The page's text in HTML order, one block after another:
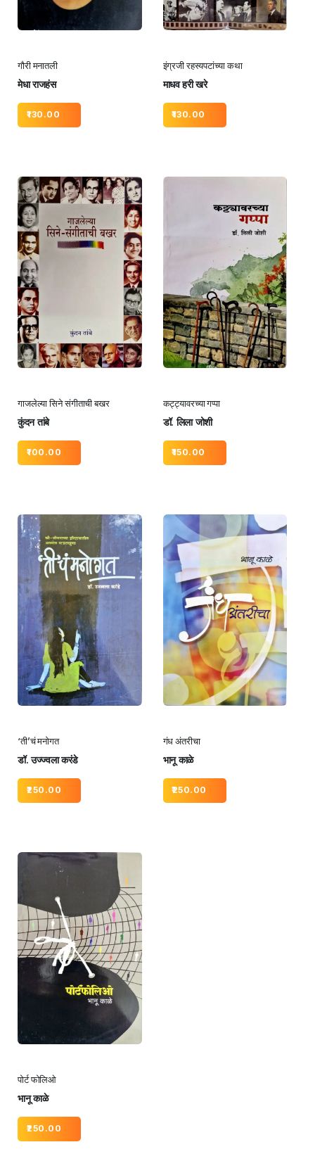
गौरी मनातली
मेधा राजहंस
130.00
इंग्रजी रहस्यपटांच्या कथा
माधव हरी खरे
130.00
गाजलेल्या सिने संगीताची बखर
कुंदन तांबे
100.00
कट्ट्यावरच्या गप्पा
डॉ. लिला जोशी
150.00
‘ती’चं मनोगत
डॉ. उज्ज्वला करंडे
250.00
गंध अंतरीचा
भानू काळे
250.00
पोर्ट फोलिओ
भानू काळे
250.00